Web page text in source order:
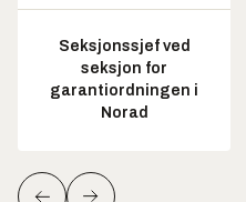
Seksjonssjef ved
seksjon for
garantiordningen i
Norad